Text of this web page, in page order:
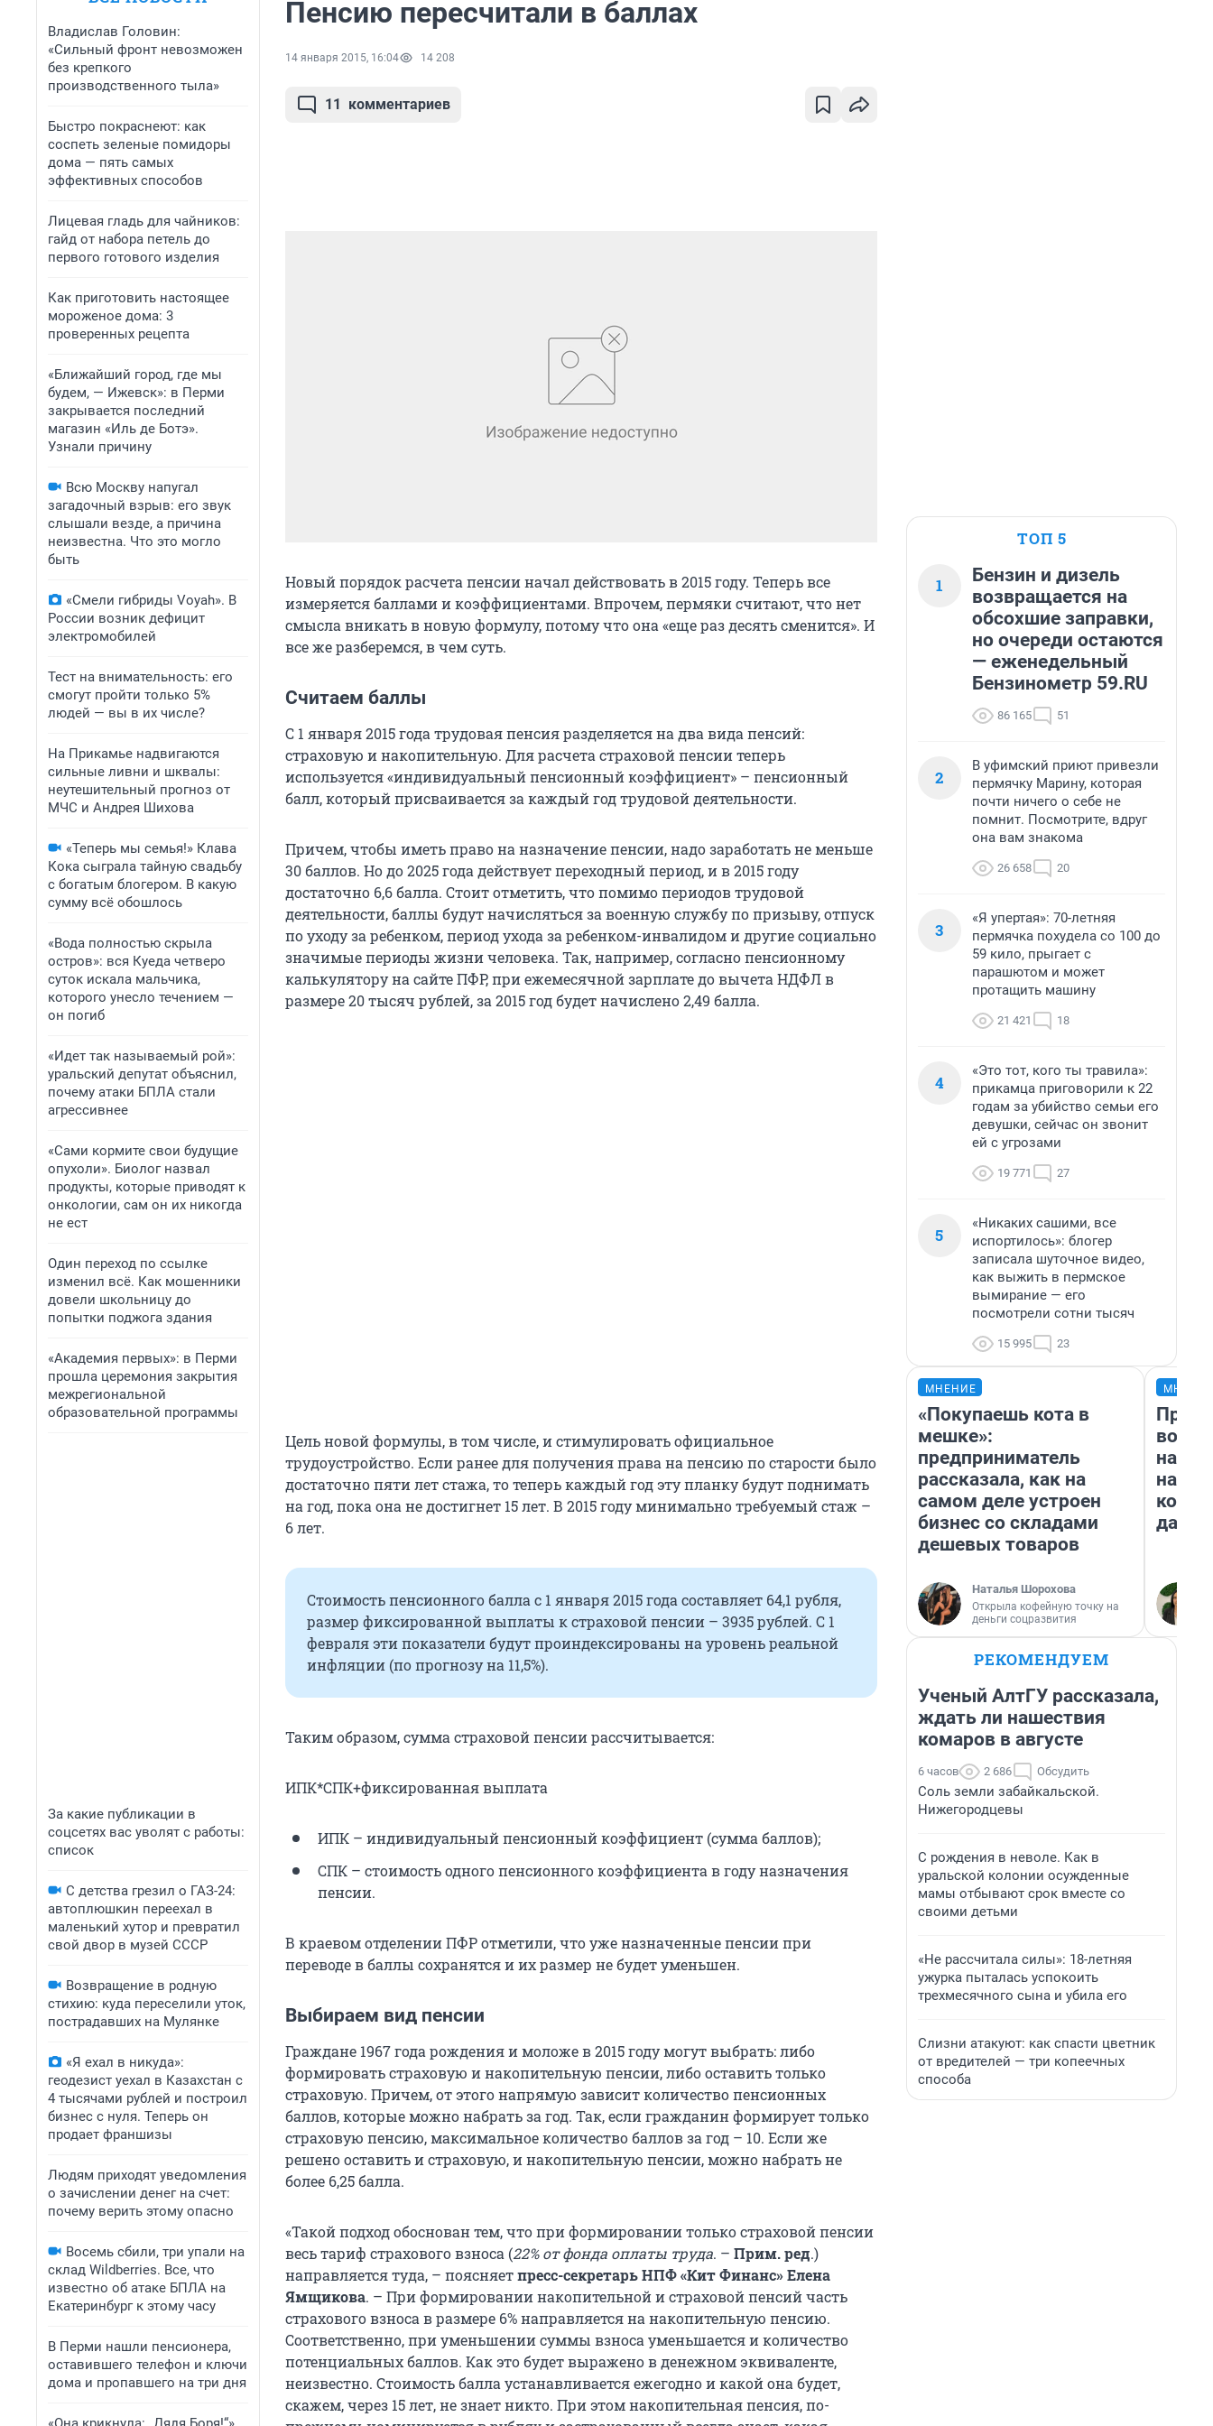
Владислав Головин:
«Сильный фронт невозможен
без крепкого
производственного тыла»
Быстро покраснеют: как
соспеть зеленые помидоры
дома — пять самых
эффективных способов
Лицевая гладь для чайников:
гайд от набора петель до
первого готового изделия
Как приготовить настоящее
мороженое дома: 3
проверенных рецепта
«Ближайший город, где мы
будем, — Ижевск»: в Перми
закрывается последний
магазин «Иль де Ботэ».
Узнали причину
Всю Москву напугал
загадочный взрыв: его звук
слышали везде, а причина
неизвестна. Что это могло
быть
«Смели гибриды Voyah». В
России возник дефицит
электромобилей
Тест на внимательность: его
смогут пройти только 5%
людей — вы в их числе?
На Прикамье надвигаются
сильные ливни и шквалы:
неутешительный прогноз от
МЧС и Андрея Шихова
«Теперь мы семья!» Клава
Кока сыграла тайную свадьбу
с богатым блогером. В какую
сумму всё обошлось
«Вода полностью скрыла
остров»: вся Куеда четверо
суток искала мальчика,
которого унесло течением —
он погиб
«Идет так называемый рой»:
уральский депутат объяснил,
почему атаки БПЛА стали
агрессивнее
«Сами кормите свои будущие
опухоли». Биолог назвал
продукты, которые приводят к
онкологии, сам он их никогда
не ест
Один переход по ссылке
изменил всё. Как мошенники
довели школьницу до
попытки поджога здания
«Академия первых»: в Перми
прошла церемония закрытия
межрегиональной
образовательной программы
За какие публикации в
соцсетях вас уволят с работы:
список
С детства грезил о ГАЗ-24:
автоплюшкин переехал в
маленький хутор и превратил
свой двор в музей СССР
Возвращение в родную
стихию: куда переселили уток,
пострадавших на Мулянке
«Я ехал в никуда»:
геодезист уехал в Казахстан с
4 тысячами рублей и построил
бизнес с нуля. Теперь он
продает франшизы
Людям приходят уведомления
о зачислении денег на счет:
почему верить этому опасно
Восемь сбили, три упали на
склад Wildberries. Все, что
известно об атаке БПЛА на
Екатеринбург к этому часу
В Перми нашли пенсионера,
оставившего телефон и ключи
дома и пропавшего на три дня
Пенсию пересчитали в баллах
14 января 2015, 16:04 14 208
11 комментариев
Новый порядок расчета пенсии начал действовать в 2015 году. Теперь все
измеряется баллами и коэффициентами. Впрочем, пермяки считают, что нет
смысла вникать в новую формулу, потому что она «еще раз десять сменится». И
все же разберемся, в чем суть.
Считаем баллы
С 1 января 2015 года трудовая пенсия разделяется на два вида пенсий:
страховую и накопительную. Для расчета страховой пенсии теперь
используется «индивидуальный пенсионный коэффициент» – пенсионный
балл, который присваивается за каждый год трудовой деятельности.
Причем, чтобы иметь право на назначение пенсии, надо заработать не меньше
30 баллов. Но до 2025 года действует переходный период, и в 2015 году
достаточно 6,6 балла. Стоит отметить, что помимо периодов трудовой
деятельности, баллы будут начисляться за военную службу по призыву, отпуск
по уходу за ребенком, период ухода за ребенком-инвалидом и другие социально
значимые периоды жизни человека. Так, например, согласно пенсионному
калькулятору на сайте ПФР, при ежемесячной зарплате до вычета НДФЛ в
размере 20 тысяч рублей, за 2015 год будет начислено 2,49 балла.
Цель новой формулы, в том числе, и стимулировать официальное
трудоустройство. Если ранее для получения права на пенсию по старости было
достаточно пяти лет стажа, то теперь каждый год эту планку будут поднимать
на год, пока она не достигнет 15 лет. В 2015 году минимально требуемый стаж –
6 лет.
Стоимость пенсионного балла с 1 января 2015 года составляет 64,1 рубля,
размер фиксированной выплаты к страховой пенсии – 3935 рублей. С 1
февраля эти показатели будут проиндексированы на уровень реальной
инфляции (по прогнозу на 11,5%).
Таким образом, сумма страховой пенсии рассчитывается:
ИПК*СПК+фиксированная выплата
ИПК – индивидуальный пенсионный коэффициент (сумма баллов);
СПК – стоимость одного пенсионного коэффициента в году назначения
пенсии.
В краевом отделении ПФР отметили, что уже назначенные пенсии при
переводе в баллы сохранятся и их размер не будет уменьшен.
Выбираем вид пенсии
Граждане 1967 года рождения и моложе в 2015 году могут выбрать: либо
формировать страховую и накопительную пенсии, либо оставить только
страховую. Причем, от этого напрямую зависит количество пенсионных
баллов, которые можно набрать за год. Так, если гражданин формирует только
страховую пенсию, максимальное количество баллов за год – 10. Если же
решено оставить и страховую, и накопительную пенсии, можно набрать не
более 6,25 балла.
«Такой подход обоснован тем, что при формировании только страховой пенсии
весь тариф страхового взноса (22% от фонда оплаты труда. – Прим. ред.)
направляется туда, – поясняетпресс-секретарь НПФ «Кит Финанс» Елена
Ямщикова. – При формировании накопительной и страховой пенсий часть
страхового взноса в размере 6% направляется на накопительную пенсию.
Соответственно, при уменьшении суммы взноса уменьшается и количество
потенциальных баллов. Как это будет выражено в денежном эквиваленте,
неизвестно. Стоимость балла устанавливается ежегодно и какой она будет,
скажем, через 15 лет, не знает никто. При этом накопительная пенсия, по-
ТОП 5
1
Бензин и дизель
возвращается на
обсохшие заправки,
но очереди остаются
— еженедельный
Бензинометр 59.RU
86 165 51
2
В уфимский приют привезли
пермячку Марину, которая
почти ничего о себе не
помнит. Посмотрите, вдруг
она вам знакома
26 658 20
3
«Я упертая»: 70-летняя
пермячка похудела со 100 до
59 кило, прыгает с
парашютом и может
протащить машину
21 421 18
4
«Это тот, кого ты травила»:
прикамца приговорили к 22
годам за убийство семьи его
девушки, сейчас он звонит
ей с угрозами
19 771 27
5
«Никаких сашими, все
испортилось»: блогер
записала шуточное видео,
как выжить в пермское
вымирание — его
посмотрели сотни тысяч
15 995 23
МНЕНИЕ
«Покупаешь кота в
мешке»:
предприниматель
рассказала, как на
самом деле устроен
бизнес со складами
дешевых товаров
Наталья Шорохова
Открыла кофейную точку на
деньги соцразвития
нам
даже
РЕКОМЕНДУЕМ
Ученый АлтГУ рассказала,
ждать ли нашествия
комаров в августе
6 часов 2 686 Обсудить
Соль земли забайкальской.
Нижегородцевы
С рождения в неволе. Как в
уральской колонии осужденные
мамы отбывают срок вместе со
своими детьми
«Не рассчитала силы»: 18-летняя
ужурка пыталась успокоить
трехмесячного сына и убила его
Слизни атакуют: как спасти цветник
от вредителей — три копеечных
способа